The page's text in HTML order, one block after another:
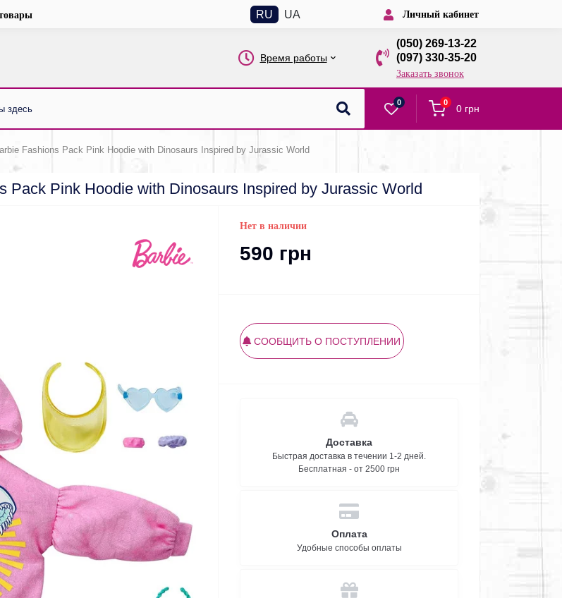
RU UA Личный кабинет
Время работы
(050) 269-13-22
(097) 330-35-20
Заказать звонок
0 0
0 грн
Fashions Pack Pink Hoodie with Dinosaurs Inspired by Jurassic World
Pink Hoodie with Dinosaurs Inspired by Jurassic World
Нет в наличии
590 грн
СООБЩИТЬ О ПОСТУПЛЕНИИ
Доставка
Быстрая доставка в течении 1-2 дней.
Бесплатная - от 2500 грн
Оплата
Удобные способы оплаты